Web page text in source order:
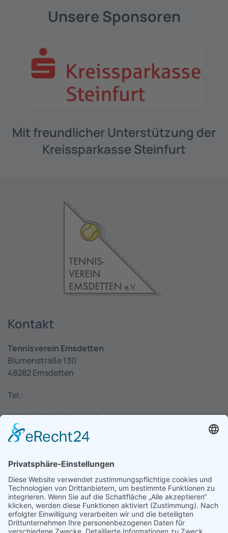
Unsere Sponsoren
Mit freundlicher Unterstützung der
Kreissparkasse Steinfurt
Kontakt
Tennisverein Emsdetten
Blumenstraße 130
48282 Emsdetten
Tel.:
02572 9153210 für den Tennisverein
02572 6330 für die Pizzeria
E-Mail: info@tennisverein-emsdetten.de
Aktuelles
Get together Turnier